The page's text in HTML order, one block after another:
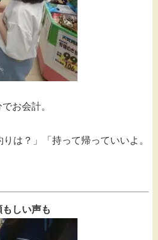
お会計。
は？」「持って帰っていいよ。
もしい声も